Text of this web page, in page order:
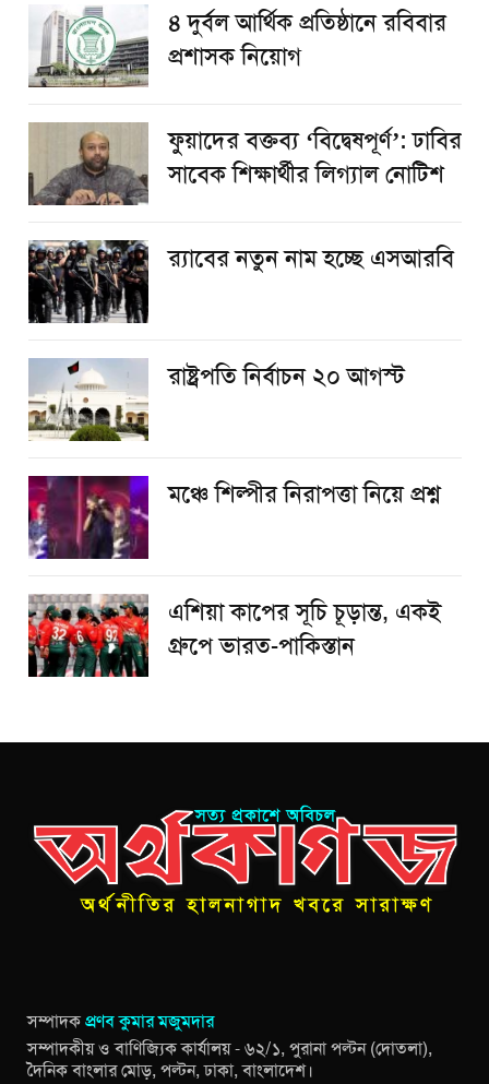
৪ দুর্বল আর্থিক প্রতিষ্ঠানে রবিবার
প্রশাসক নিয়োগ
ফুয়াদের বক্তব্য ‘বিদ্বেষপূর্ণ’: ঢাবির
সাবেক শিক্ষার্থীর লিগ্যাল নোটিশ
র‌্যাবের নতুন নাম হচ্ছে এসআরবি
রাষ্ট্রপতি নির্বাচন ২০ আগস্ট
​মঞ্চে শিল্পীর নিরাপত্তা নিয়ে প্রশ্ন
এশিয়া কাপের সূচি চূড়ান্ত, একই
গ্রুপে ভারত-পাকিস্তান
সম্পাদকপ্রণব কুমার মজুমদার
সম্পাদকীয় ও বাণিজ্যিক কার্যালয় - ৬২/১, পুরানা পল্টন (দোতলা),
দৈনিক বাংলার মোড়, পল্টন, ঢাকা, বাংলাদেশ।